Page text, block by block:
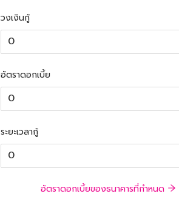
วงเงินกู้
อัตราดอกเบี้ย
ระยะเวลากู้
อัตราดอกเบี้ยของธนาคารที่กำหนด